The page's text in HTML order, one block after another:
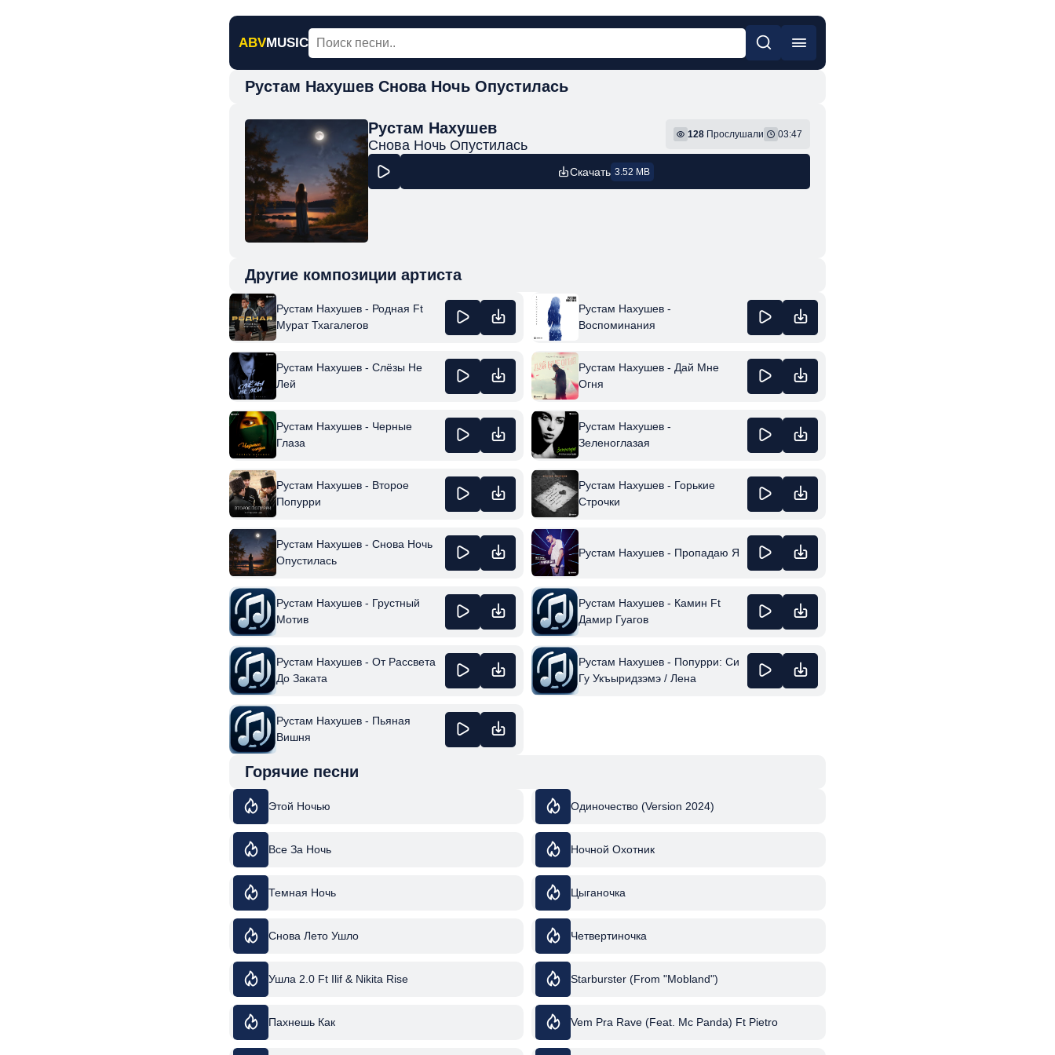
ABVMUSIC
Рустам Нахушев Снова Ночь Опустилась
Рустам Нахушев
Снова Ночь Опустилась
128 Прослушали 03:47
Скачать 3.52 MB
Другие композиции артиста
Рустам Нахушев - Родная Ft
Мурат Тхагалегов
Рустам Нахушев -
Воспоминания
Рустам Нахушев - Слёзы Не
Лей
Рустам Нахушев - Дай Мне
Огня
Рустам Нахушев - Черные
Глаза
Рустам Нахушев -
Зеленоглазая
Рустам Нахушев - Второе
Попурри
Рустам Нахушев - Горькие
Строчки
Рустам Нахушев - Снова Ночь
Опустилась
Рустам Нахушев - Пропадаю Я
Рустам Нахушев - Грустный
Мотив
Рустам Нахушев - Камин Ft
Дамир Гуагов
Рустам Нахушев - От Рассвета
До Заката
Рустам Нахушев - Попурри: Си
Гу Укъыридзэмэ / Лена
Рустам Нахушев - Пьяная
Вишня
Горячие песни
Этой Ночью Одиночество (Version 2024)
Все За Ночь Ночной Охотник
Темная Ночь Цыганочка
Снова Лето Ушло Четвертиночка
Ушла 2.0 Ft Ilif & Nikita Rise Starburster (From "Mobland")
Пахнешь Как Vem Pra Rave (Feat. Mc Panda) Ft Pietro